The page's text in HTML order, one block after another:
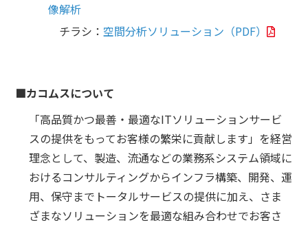
像解析
チラシ：空間分析ソリューション（PDF）
■カコムスについて
「高品質かつ最善・最適なITソリューションサービ
スの提供をもってお客様の繁栄に貢献します」を経営
理念として、製造、流通などの業務系システム領域に
おけるコンサルティングからインフラ構築、開発、運
用、保守までトータルサービスの提供に加え、さま
ざまなソリューションを最適な組み合わせでお客さ